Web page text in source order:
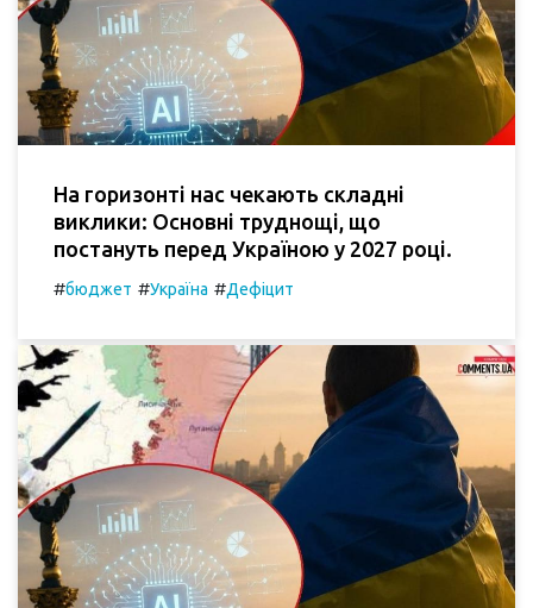
На горизонті нас чекають складні
виклики: Основні труднощі, що
постануть перед Україною у 2027 році.
#бюджет #Україна #Дефіцит